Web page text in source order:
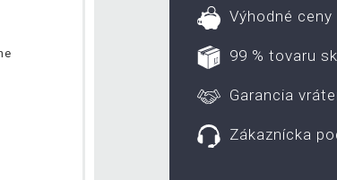
Výhodné ceny
99 % tovaru
Garancia
Zákaznícka